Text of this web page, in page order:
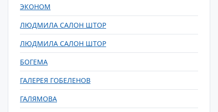
ЭКОНОМ
ЛЮДМИЛА САЛОН ШТОР
ЛЮДМИЛА САЛОН ШТОР
БОГЕМА
ГАЛЕРЕЯ ГОБЕЛЕНОВ
ГАЛЯМОВА